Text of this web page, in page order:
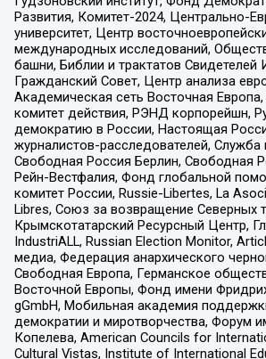
Развития, Комитет-2024, Центрально-
университет, Центр
международных исследований,
башни, Библии и трактатов Свидетелей
Гражданский Совет, Центр анализа
Академическая сеть Восточная
комитет действия, РЭНД корпорейшн,
демократию в России, Настоящая
журналистов-расследователей,
Свободная Россия Берлин, Свободная
Рейн-Вестфалия, Фонд глобальной
комитет России, Russie-Libertes, La
Libres, Союз за возвращение Северных
Крымскотатарский Ресурсный Центр,
IndustriALL, Russian Election Monitor,
медиа, Федерация анархического
Свободная Европа, Германское
Восточной Европы, Фонд имени
gGmbH, Мобильная академия
демократии и миротворчества, Форум
Копелева, American Councils for
Cultural Vistas, Institute of International